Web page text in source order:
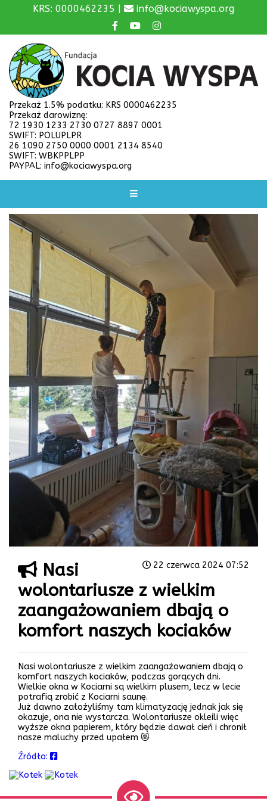
KRS: 0000462235 | info@kociawyspa.org
Przekaż 1.5% podatku: KRS 0000462235
Przekaż darowiznę:
72 1930 1233 2730 0727 8897 0001
SWIFT: POLUPLPR
26 1090 2750 0000 0001 2134 8540
SWIFT: WBKPPLPP
PAYPAL: info@kociawyspa.org
22 czerwca 2024 07:52
Nasi
wolontariusze z wielkim
zaangażowaniem dbają o
komfort naszych kociaków
Nasi wolontariusze z wielkim zaangażowaniem dbają o
komfort naszych kociaków, podczas gorących dni.
Wielkie okna w Kociarni są wielkim plusem, lecz w lecie
potrafią zrobić z Kociarni saunę.
Już dawno założyliśmy tam klimatyzację jednak jak się
okazuje, ona nie wystarcza. Wolontariusze okleili więc
wyższe okna papierem, który będzie dawał cień i chronił
nasze maluchy przed upałem 😻
Źródło: